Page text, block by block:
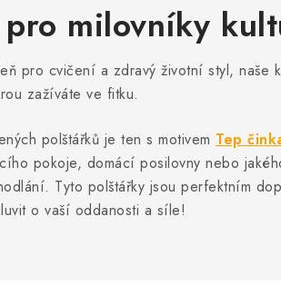
milovníky
pro cvičení a zdravý životní styl,
zažíváte ve fitku.
polštářků je ten s motivem Tep
pokoje, domácí posilovny nebo
Tyto polštářky jsou perfektním
o vaší oddanosti a síle!